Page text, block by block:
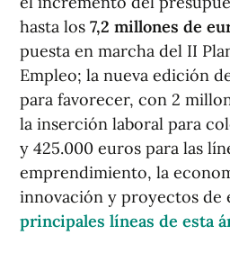
hasta los 7,2 millones de
puesta en marcha del II
Empleo; la nueva edición
para favorecer, con 2
la inserción laboral para
y 425.000 euros para las
emprendimiento, la
innovación y proyectos de
principales líneas de esta